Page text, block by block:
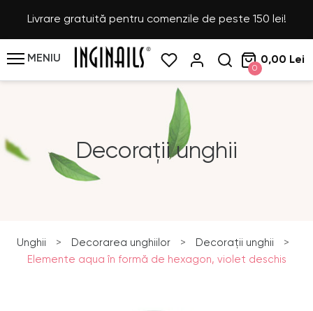
Livrare gratuită pentru comenzile de peste 150 lei!
MENIU
0
0,00 Lei
Decorații unghii
Unghii > Decorarea unghiilor > Decorații unghii
>
Elemente aqua în formă de hexagon, violet deschis